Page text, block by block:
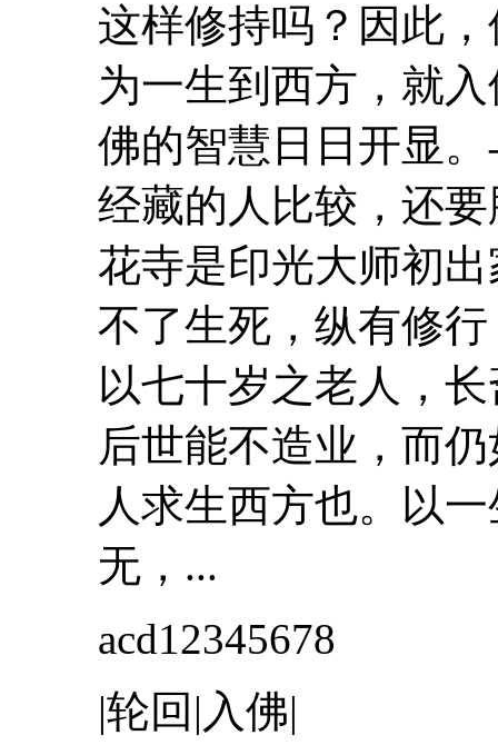
这样修持吗？因此，
为一生到西方，就入
佛的智慧日日开显
经藏的人比较，还
花寺是印光大师初
不了生死，纵有修
以七十岁之老人，
后世能不造业，而
人求生西方也。以
无，...
acd12345678
|轮回| 入佛|